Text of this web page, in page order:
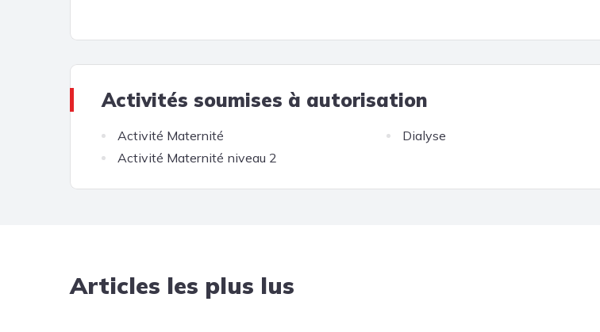
Activités soumises à autorisation
Activité Maternité
Activité Maternité niveau 2
Dialyse
Articles les plus lus